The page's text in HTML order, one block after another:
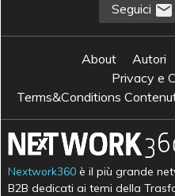
Seguici
About Autori
Privacy e
Terms&Conditions
Nextwork360 è il più grande
B2B dedicati ai temi della